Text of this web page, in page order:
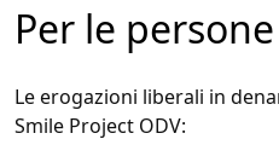
Per le
Le erogazioni liberali in
Smile Project ODV: